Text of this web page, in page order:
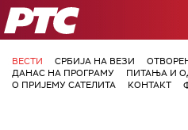
РТС
ВЕСТИ СРБИЈА НА ВЕЗИ
ДАНАС НА ПРОГРАМУ
ПИТАЊА И
О ПРИЈЕМУ САТЕЛИТА
КОНТАКТ